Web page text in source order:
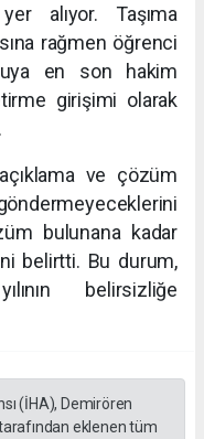
alıyor. Taşıma
rağmen öğrenci
en son hakim
girişimi olarak
ve çözüm
bulunana kadar
belirtti. Bu durum,
belirsizliğe
(İHA), Demirören
eklenen tüm